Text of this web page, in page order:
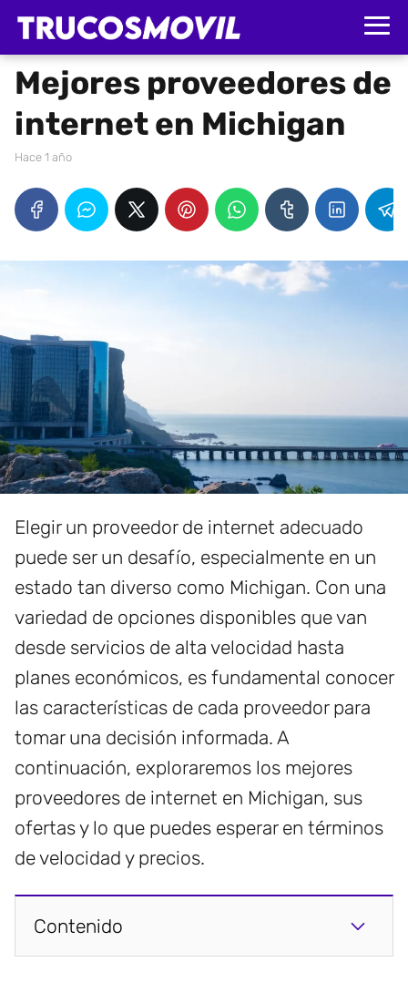
Mejores proveedores de
internet en Michigan
hace 1 año
Elegir un proveedor de internet adecuado
puede ser un desafío, especialmente en un
estado tan diverso como Michigan. Con una
variedad de opciones disponibles que van
desde servicios de alta velocidad hasta
planes económicos, es fundamental conocer
las características de cada proveedor para
tomar una decisión informada. A
continuación, exploraremos los mejores
proveedores de internet en Michigan, sus
ofertas y lo que puedes esperar en términos
de velocidad y precios.
Contenido